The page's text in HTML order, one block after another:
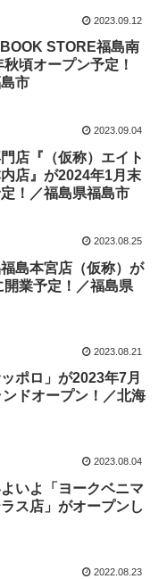
2023.09.12
STORE福島南
頃オープン予定！
市
2023.09.04
店『（仮称）エイト
店』が2024年1月末
！／福島県福島市
2023.08.25
島本宮店（仮称）が
開業予定！／福島県
2023.08.21
ッポロ」が2023年7月
ドオープン！／北海
2023.08.04
いよ「ヨークベニマ
ス店」がオープンし
2022.08.23